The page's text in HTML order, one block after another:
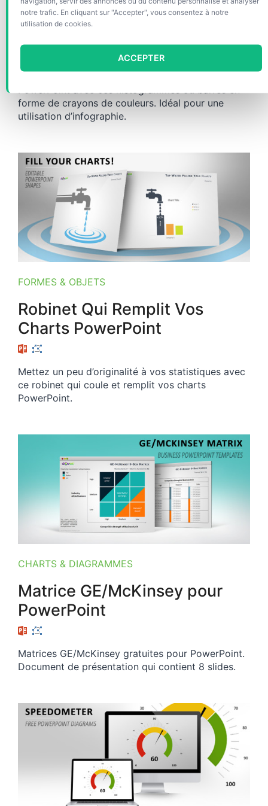
notre trafic. En cliquant sur "Accepter", vous consentez à notre
utilisation de cookies.
ACCEPTER
Graphique de Données pour
PowerPoint Avec Crayons
forme de crayons de couleurs. Idéal pour une
utilisation d’infographie.
FORMES & OBJETS
Robinet Qui Remplit Vos
Charts PowerPoint
Mettez un peu d’originalité à vos statistiques avec
ce robinet qui coule et remplit vos charts
PowerPoint.
CHARTS & DIAGRAMMES
Matrice GE/McKinsey pour
PowerPoint
Matrices GE/McKinsey gratuites pour PowerPoint.
Document de présentation qui contient 8 slides.